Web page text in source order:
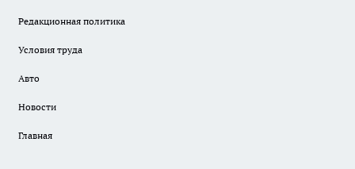
Редакционная политика
Условия труда
Авто
Новости
Главная